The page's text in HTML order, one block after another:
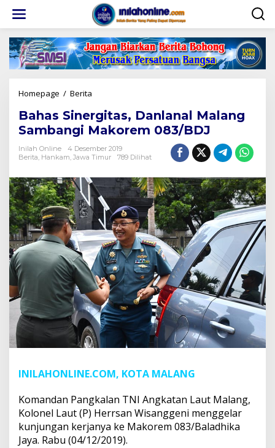
konten
Homepage / Berita
Danlanal
Malang
Sambangi
Makorem
083/BDJ
Bahas Sinergitas, Danlanal Malang
Sambangi Makorem 083/BDJ
Inilah Online
4 Desember 2019
Berita Hankam Jawa Timur 789 Dilihat
INILAHONLINE.COM, KOTA MALANG
Komandan Pangkalan TNI Angkatan Laut Malang,
Kolonel Laut (P) Herrsan Wisanggeni menggelar
kunjungan kerjanya ke Makorem 083/Baladhika
Jaya. Rabu (04/12/2019).